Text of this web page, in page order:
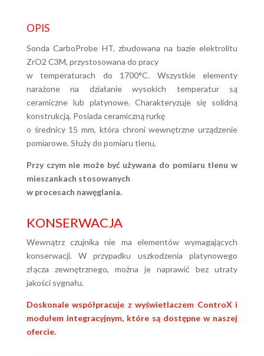
OPIS
Sonda CarboProbe HT, zbudowana na bazie elektrolitu
ZrO2 C3M, przystosowana do pracy
w temperaturach do 1700°C. Wszystkie elementy
narażone na działanie wysokich temperatur są
ceramiczne lub platynowe. Charakteryzuje się solidną
konstrukcją. Posiada ceramiczną rurkę
o średnicy 15 mm, która chroni wewnętrzne urządzenie
pomiarowe. Służy do pomiaru tlenu,
Przy czym nie może być używana do pomiaru tlenu w
mieszankach stosowanych
w procesach nawęglania.
KONSERWACJA
Wewnątrz czujnika nie ma elementów wymagających
konserwacji. W przypadku uszkodzenia platynowego
złącza zewnętrznego, można je naprawić bez utraty
jakości sygnału.
Doskonale współpracuje z wyświetlaczem ControX i
modułem integracyjnym, które są dostępne w naszej
ofercie.